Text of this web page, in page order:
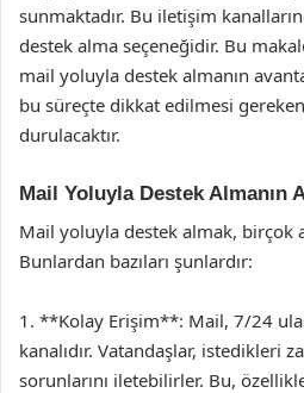
sunmaktadır. Bu iletişim
destek alma seçeneğidir. Bu
mail yoluyla destek almanın
bu süreçte dikkat edilmesi
durulacaktır.
Mail Yoluyla Destek Almanın
Mail yoluyla destek almak, birçok
Bunlardan bazıları şunlardır:
1. **Kolay Erişim**: Mail, 7/24
kanalıdır. Vatandaşlar, istedikleri
sorunlarını iletebilirler. Bu,